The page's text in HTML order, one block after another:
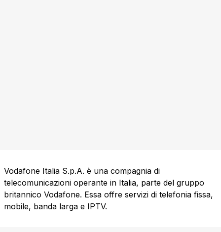
Vodafone Italia S.p.A. è una compagnia di
telecomunicazioni operante in Italia, parte del gruppo
britannico Vodafone. Essa offre servizi di telefonia fissa,
mobile, banda larga e IPTV.